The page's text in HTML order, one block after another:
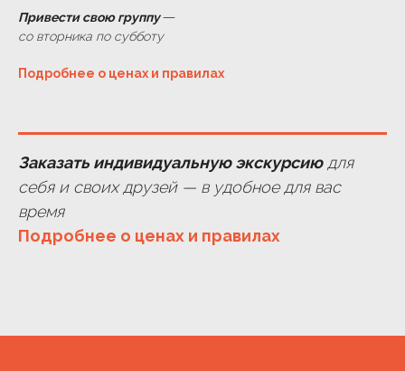
Привести свою группу—
со вторника по субботу
Подробнее о ценах и правилах
Заказать индивидуальную экскурсиюдля
себя и своих друзей — в удобное для вас
время
Подробнее о ценах и правилах